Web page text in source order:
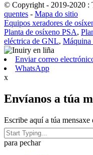
© Copyright - 2019-2020 :
quentes - Mapa do sitio
Equipos xeradores de
Planta de osíxeno PSA,
eléctrica de GNL, Máquina
Enviar correo
WhatsApp
x
Envíanos a túa
Escribe aquí a túa mensaxe
para pechar